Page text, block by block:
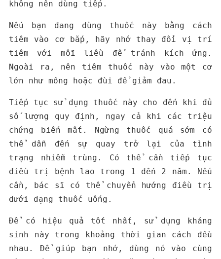
không nên dùng tiếp.
Nếu bạn đang dùng thuốc này bằng cách
tiêm vào cơ bắp, hãy nhớ thay đổi vị trí
tiêm với mỗi liều để tránh kích ứng.
Ngoài ra, nên tiêm thuốc này vào một cơ
lớn như mông hoặc đùi để giảm đau.
Tiếp tục sử dụng thuốc này cho đến khi đủ
số lượng quy định, ngay cả khi các triệu
chứng biến mất. Ngừng thuốc quá sớm có
thể dẫn đến sự quay trở lại của tình
trạng nhiễm trùng. Có thể cần tiếp tục
điều trị bệnh lao trong 1 đến 2 năm. Nếu
cần, bác sĩ có thể chuyển hướng điều trị
dưới dạng thuốc uống.
Để có hiệu quả tốt nhất, sử dụng kháng
sinh này trong khoảng thời gian cách đều
nhau. Để giúp bạn nhớ, dùng nó vào cùng